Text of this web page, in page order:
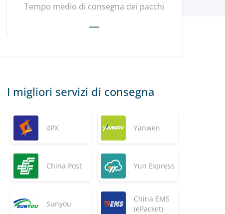
Tempo medio di consegna dei pacchi
—
I migliori servizi di consegna
4PX Yanwen
China Post Yun Express
Sunyou
China EMS
(ePacket)